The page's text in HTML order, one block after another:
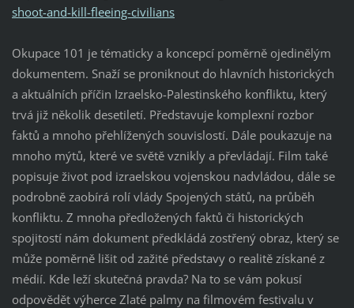
shoot-and-kill-fleeing-civilians
Okupace 101 je tématicky a koncepcí poměrně ojedinělým
dokumentem. Snaží se proniknout do hlavních historických
a aktuálních příčin Izraelsko-Palestinského konfliktu, který
trvá již několik desetiletí. Představuje komplexní rozbor
faktů a mnoho přehlížených souvislostí. Dále poukazuje na
mnoho mýtů, které ve světě vznikly a převládají. Film také
popisuje život pod izraelskou vojenskou nadvládou, dále se
podrobně zaobírá rolí vlády Spojených států, na průběh
konfliktu. Z mnoha předložených faktů či historických
spojitostí nám dokument předkládá zostřený obraz, který se
může poměrně lišit od zažité představy o realitě získané z
médií. Kde leží skutečná pravda? Na to se vám pokusí
odpovědět výherce Zlaté palmy na filmovém festivalu v